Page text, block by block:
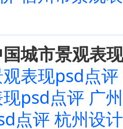
城市景观表
表现psd点评
psd点评 广
点评 杭州设